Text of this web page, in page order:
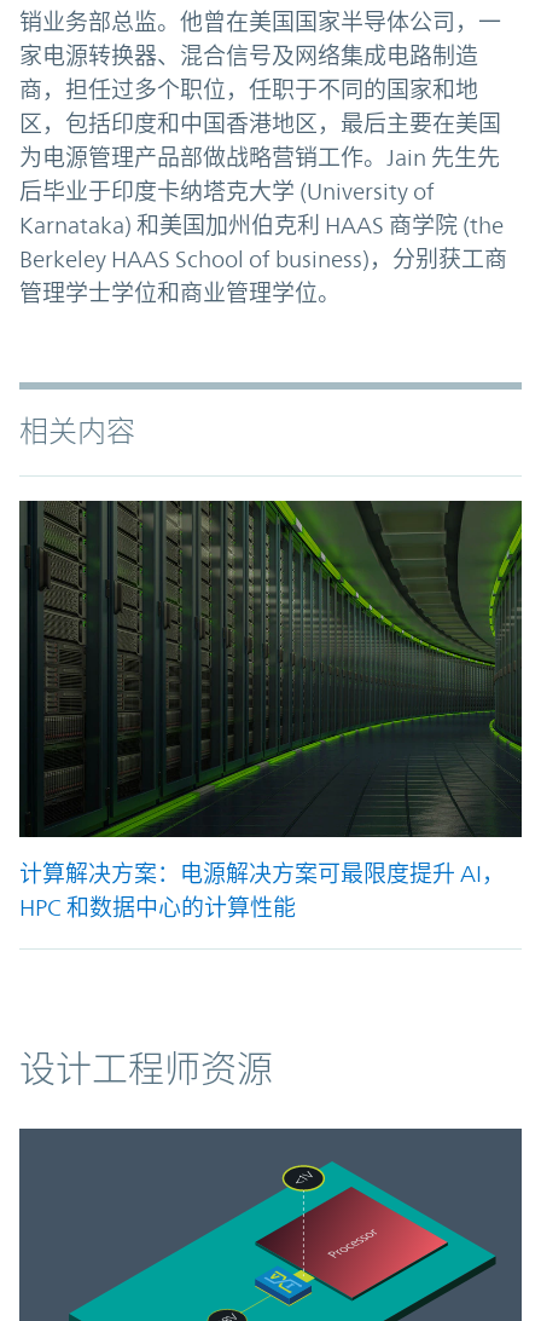
销业务部总监。他曾在美国国家半导体公司，一
家电源转换器、混合信号及网络集成电路制造
商，担任过多个职位，任职于不同的国家和地
区，包括印度和中国香港地区，最后主要在美国
为电源管理产品部做战略营销工作。Jain 先生先
后毕业于印度卡纳塔克大学 (University of
Karnataka) 和美国加州伯克利 HAAS 商学院 (the
Berkeley HAAS School of business)，分别获工商
管理学士学位和商业管理学位。
相关内容
计算解决方案：电源解决方案可最限度提升 AI，
HPC 和数据中心的计算性能
资源
设计工程师资源